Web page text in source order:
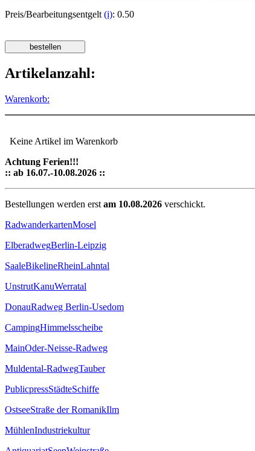
Preis/Bearbeitungsentgelt(i): 0.50
Artikelanzahl:
Warenkorb:
Keine Artikel im Warenkorb
Achtung Ferien!!!
:: ab 16.07.-10.08.2026 ::
Bestellungen werden erst am 10.08.2026 verschickt.
RadwanderkartenMosel
ElberadwegBerlin-Leipzig
SaaleBikelineRheinLahntal
UnstrutKanuWerratal
DonauRadweg Berlin-Usedom
CampingHimmelsscheibe
MainOder-Neisse-Radweg
Muldental-RadwegTauber
PublicpressStädteSchiffe
OstseeStraße der RomanikIlm
MühlenIndustriekultur